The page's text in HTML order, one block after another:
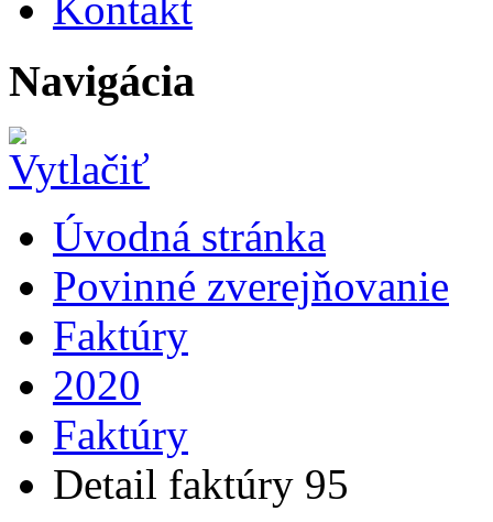
Navigácia
Úvodná stránka
Povinné zverejňovanie
Faktúry
2020
Faktúry
Detail faktúry 95